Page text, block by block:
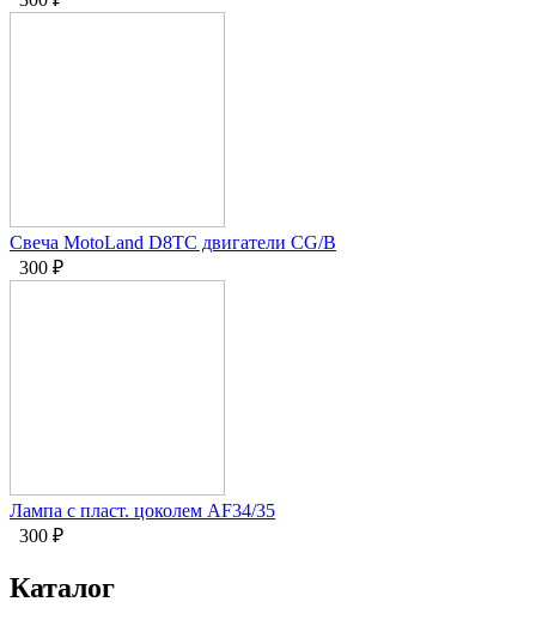
Свеча MotoLand D8TC двигатели CG/B
300 ₽
Лампа с пласт. цоколем AF34/35
300 ₽
Каталог